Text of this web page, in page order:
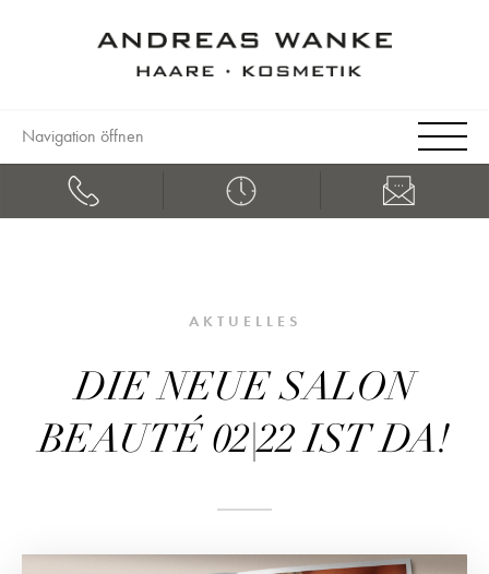
Navigation öffnen
AKTUELLES
DIE NEUE SALON
BEAUTÉ 02|22 IST DA!